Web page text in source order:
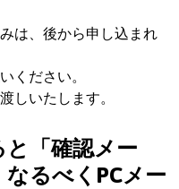
は、後から申し込まれ
ください。
しいたします。
「確認メー
るべくPCメー